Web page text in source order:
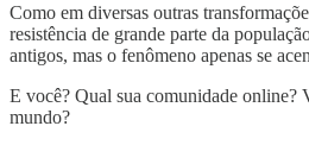
Como em diversas outras
resistência de grande parte da
antigos, mas o fenômeno apenas se
E você? Qual sua comunidade online?
mundo?